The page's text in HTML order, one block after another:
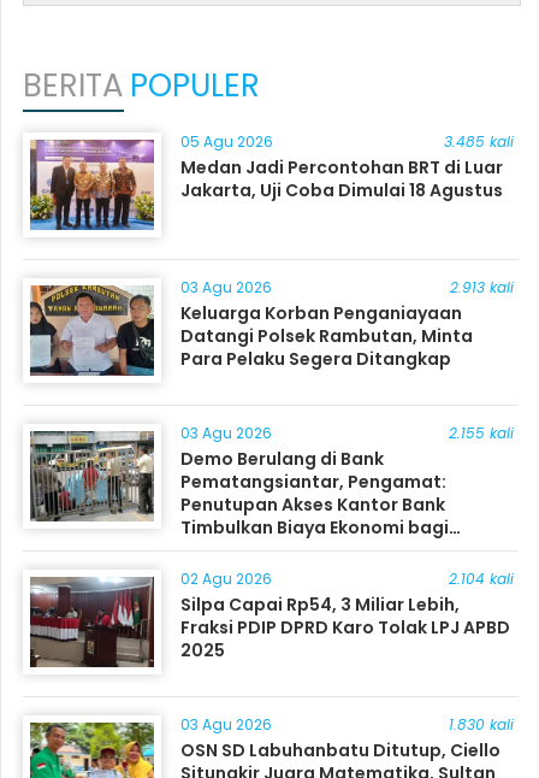
BERITA POPULER
05 Agu 2026 3.485 kali
Medan Jadi Percontohan BRT di Luar
Jakarta, Uji Coba Dimulai 18 Agustus
03 Agu 2026 2.913 kali
Keluarga Korban Penganiayaan
Datangi Polsek Rambutan, Minta
Para Pelaku Segera Ditangkap
03 Agu 2026 2.155 kali
Demo Berulang di Bank
Pematangsiantar, Pengamat:
Penutupan Akses Kantor Bank
Timbulkan Biaya Ekonomi bagi
Masyarakat
02 Agu 2026 2.104 kali
Silpa Capai Rp54, 3 Miliar Lebih,
Fraksi PDIP DPRD Karo Tolak LPJ APBD
2025
03 Agu 2026 1.830 kali
OSN SD Labuhanbatu Ditutup, Ciello